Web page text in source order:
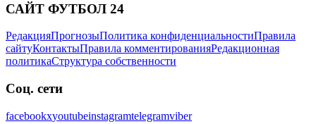
САЙТ ФУТБОЛ 24
РедакцияПрогнозыПолитика конфиденциальностиПравила
сайтуКонтактыПравила комментированияРедакционная
политикаСтруктура собственности
Соц. сети
facebookxyoutubeinstagramtelegramviber